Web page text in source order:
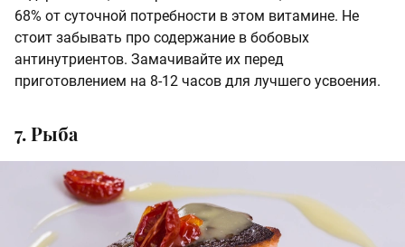
68% от суточной потребности в этом витамине. Не
стоит забывать про содержание в бобовых
антинутриентов. Замачивайте их перед
приготовлением на 8-12 часов для лучшего усвоения.
7. Рыба